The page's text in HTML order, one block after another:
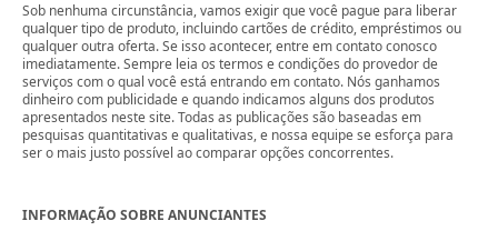
Sob nenhuma circunstância, vamos exigir que você pague para liberar
qualquer tipo de produto, incluindo cartões de crédito, empréstimos ou
qualquer outra oferta. Se isso acontecer, entre em contato conosco
imediatamente. Sempre leia os termos e condições do provedor de
serviços com o qual você está entrando em contato. Nós ganhamos
dinheiro com publicidade e quando indicamos alguns dos produtos
apresentados neste site. Todas as publicações são baseadas em
pesquisas quantitativas e qualitativas, e nossa equipe se esforça para
ser o mais justo possível ao comparar opções concorrentes.
INFORMAÇÃO SOBRE ANUNCIANTES